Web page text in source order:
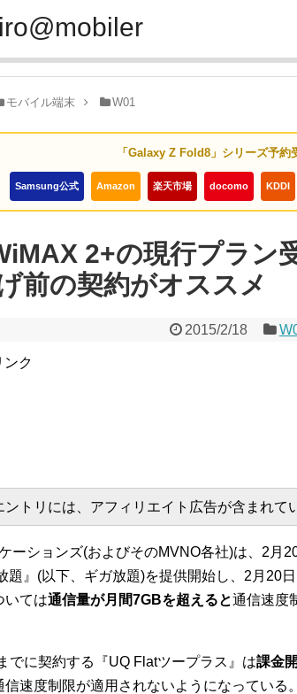
モバイル端末 W01
「Galaxy Z Fold8」シリーズ予約
Samsung公式 Amazon 楽天市場 docomo KDDI
2+の現行プラン
前の契約がオススメ
2015/2/18
ンク
トリには、アフィリエイト広告が含まれて
ーションズ(およびそのMVNO各社)は、2月
題』(以下、ギガ放題)を提供開始し、2月20
いては通信量が月間7GBを超えると通信速度
でに契約する『UQ Flatツープラス』は課金
信速度制限が適用されないようになっている